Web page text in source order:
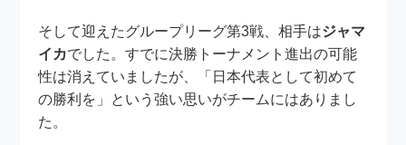
そして迎えたグループリーグ第3戦、相手はジャマ
イカでした。すでに決勝トーナメント進出の可能
性は消えていましたが、「日本代表として初めて
の勝利を」という強い思いがチームにはありまし
た。